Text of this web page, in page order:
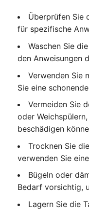
Überprüfen Sie
für spezifische
Waschen Sie
den Anweisungen
Verwenden Sie
Sie eine
Vermeiden Sie
oder
beschädigen
Trocknen Sie
verwenden Sie
Bügeln oder
Bedarf vorsichtig,
Lagern Sie die